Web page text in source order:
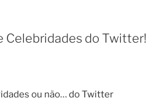
Celebridades do Twitter!
ou não… do Twitter